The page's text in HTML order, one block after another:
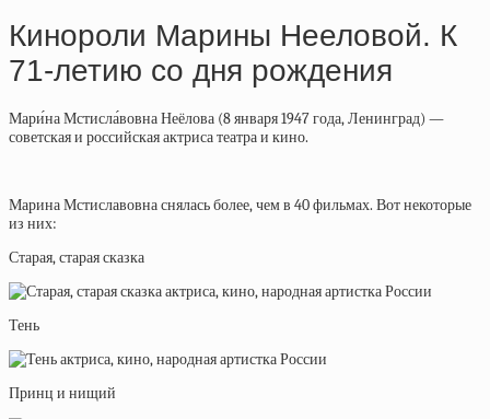
Кинороли Марины Нееловой. К
71-летию со дня рождения
Мари́на Мстисла́вовна Неёлова (8 января 1947 года, Ленинград) —
советская и российская актриса театра и кино.
Марина Мстиславовна снялась более, чем в 40 фильмах. Вот некоторые
из них:
Старая, старая сказка
Тень
Принц и нищий